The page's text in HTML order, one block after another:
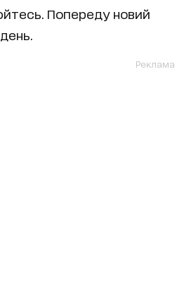
Попереду новий
Реклама